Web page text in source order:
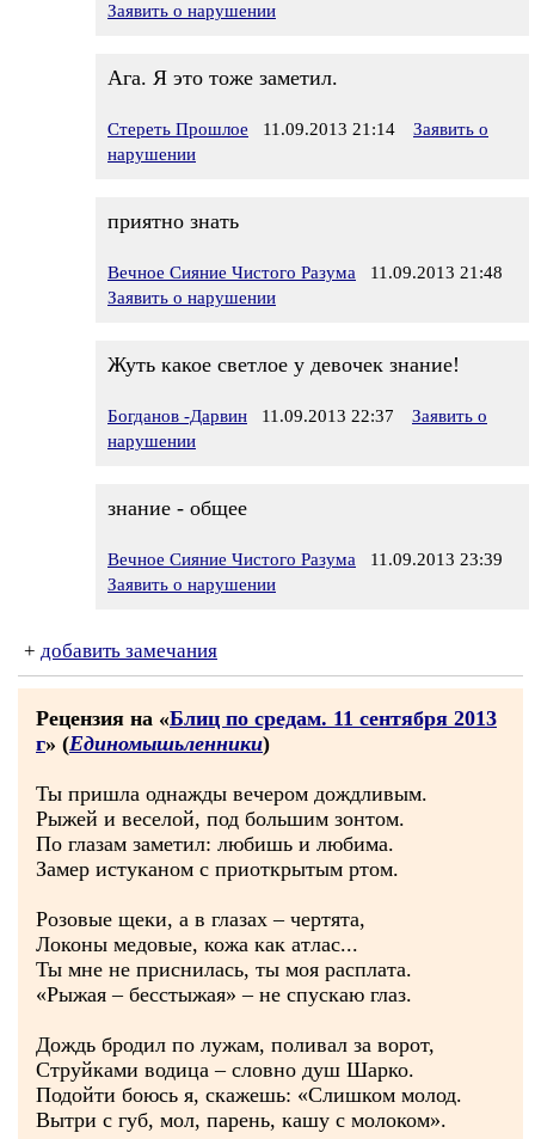
Заявить о нарушении
Ага. Я это тоже заметил.
Стереть Прошлое 11.09.2013 21:14
Заявить о
нарушении
приятно знать
Вечное Сияние Чистого Разума 11.09.2013 21:48
Заявить о нарушении
Жуть какое светлое у девочек знание!
Богданов -Дарвин 11.09.2013 22:37
Заявить о
нарушении
знание - общее
Вечное Сияние Чистого Разума 11.09.2013 23:39
Заявить о нарушении
+ добавить замечания
Рецензия на «Блиц по средам. 11 сентября 2013
г» (Единомышьленники)
Ты пришла однажды вечером дождливым.
Рыжей и веселой, под большим зонтом.
По глазам заметил: любишь и любима.
Замер истуканом с приоткрытым ртом.
Розовые щеки, а в глазах – чертята,
Локоны медовые, кожа как атлас...
Ты мне не приснилась, ты моя расплата.
«Рыжая – бесстыжая» – не спускаю глаз.
Дождь бродил по лужам, поливал за ворот,
Струйками водица – словно душ Шарко.
Подойти боюсь я, скажешь: «Слишком молод.
Вытри с губ, мол, парень, кашу с молоком».